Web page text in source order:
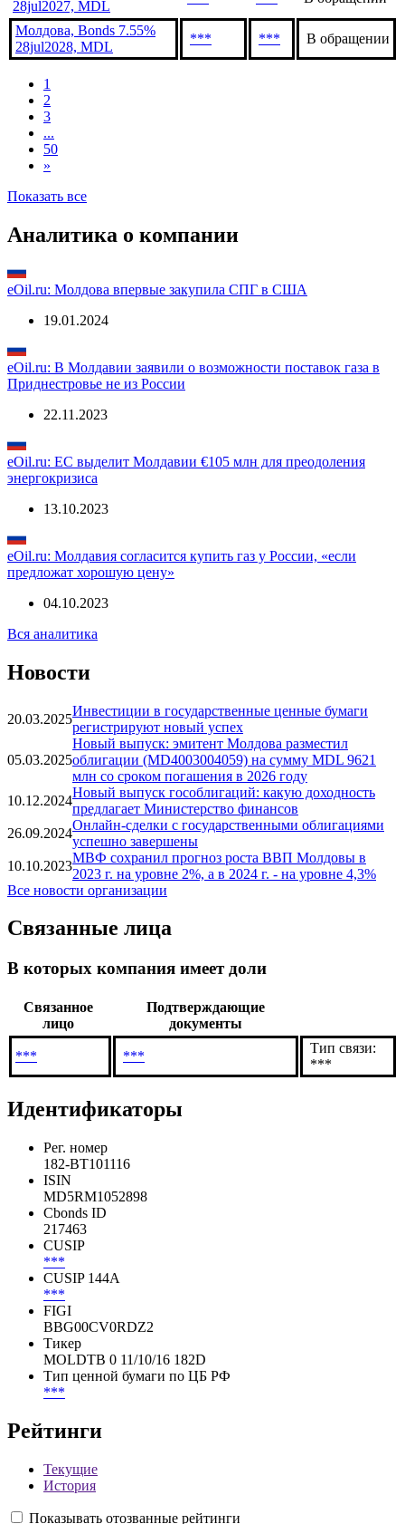
28jul2027, MDL
Молдова, Bonds 7.55%
28jul2028, MDL
*** *** В обращении
1
2
3
...
50
»
Показать все
Аналитика о компании
eOil.ru: Молдова впервые закупила СПГ в США
19.01.2024
eOil.ru: В Молдавии заявили о возможности поставок газа в
Приднестровье не из России
22.11.2023
eOil.ru: ЕС выделит Молдавии €105 млн для преодоления
энергокризиса
13.10.2023
eOil.ru: Молдавия согласится купить газ у России, «если
предложат хорошую цену»
04.10.2023
Вся аналитика
Новости
20.03.2025
Инвестиции в государственные ценные бумаги
регистрируют новый успех
05.03.2025
Новый выпуск: эмитент Молдова разместил
облигации (MD4003004059) на сумму MDL 9621
млн со сроком погашения в 2026 году
10.12.2024
Новый выпуск гособлигаций: какую доходность
предлагает Министерство финансов
26.09.2024
Онлайн-сделки с государственными облигациями
успешно завершены
10.10.2023
МВФ сохранил прогноз роста ВВП Молдовы в
2023 г. на уровне 2%, а в 2024 г. - на уровне 4,3%
Все новости организации
Связанные лица
В которых компания имеет доли
Связанное
лицо
Подтверждающие
документы
*** ***
Тип связи:
***
Идентификаторы
Рег. номер
182-BT101116
ISIN
MD5RM1052898
Cbonds ID
217463
CUSIP
***
CUSIP 144A
***
FIGI
BBG00CV0RDZ2
Тикер
MOLDTB 0 11/10/16 182D
Тип ценной бумаги по ЦБ РФ
***
Рейтинги
Текущие
История
Показывать отозванные рейтинги